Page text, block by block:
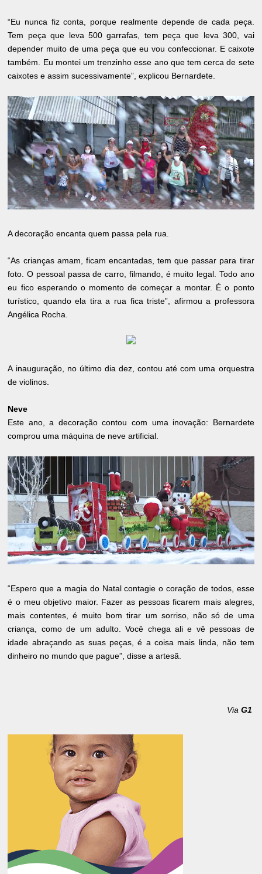
“Eu nunca fiz conta, porque realmente depende de cada peça.
Tem peça que leva 500 garrafas, tem peça que leva 300, vai
depender muito de uma peça que eu vou confeccionar. E caixote
também. Eu montei um trenzinho esse ano que tem cerca de sete
caixotes e assim sucessivamente”, explicou Bernardete.
A decoração encanta quem passa pela rua.
“As crianças amam, ficam encantadas, tem que passar para tirar
foto. O pessoal passa de carro, filmando, é muito legal. Todo ano
eu fico esperando o momento de começar a montar. É o ponto
turístico, quando ela tira a rua fica triste”, afirmou a professora
Angélica Rocha.
A inauguração, no último dia dez, contou até com uma orquestra
de violinos.
Neve
Este ano, a decoração contou com uma inovação: Bernardete
comprou uma máquina de neve artificial.
“Espero que a magia do Natal contagie o coração de todos, esse
é o meu objetivo maior. Fazer as pessoas ficarem mais alegres,
mais contentes, é muito bom tirar um sorriso, não só de uma
criança, como de um adulto. Você chega ali e vê pessoas de
idade abraçando as suas peças, é a coisa mais linda, não tem
dinheiro no mundo que pague”, disse a artesã.
Via G1